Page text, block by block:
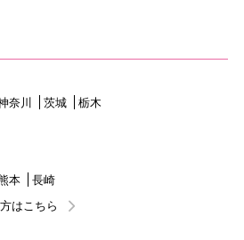
奈川 茨城
栃木
本
長崎
はこちら